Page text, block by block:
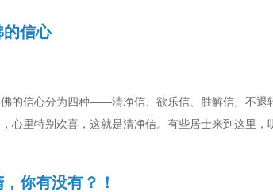
的信心
的信心分为四种——清净信、欲乐信、胜解信、不退
心里特别欢喜，这就是清净信。有些居士来到这里，
你有没有？！